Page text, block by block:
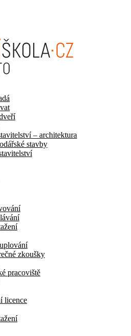
– architektura
stavby
zkoušky
pracoviště
licence